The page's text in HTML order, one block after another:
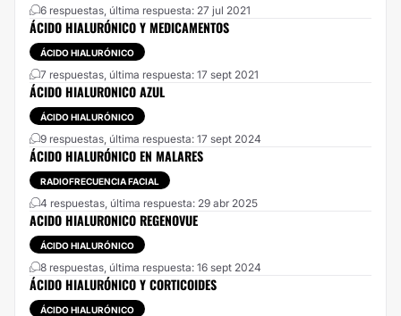
6 respuestas, última respuesta: 27 jul 2021
ÁCIDO HIALURÓNICO Y MEDICAMENTOS
ÁCIDO HIALURÓNICO
7 respuestas, última respuesta: 17 sept 2021
ÁCIDO HIALURONICO AZUL
ÁCIDO HIALURÓNICO
9 respuestas, última respuesta: 17 sept 2024
ÁCIDO HIALURÓNICO EN MALARES
RADIOFRECUENCIA FACIAL
4 respuestas, última respuesta: 29 abr 2025
ACIDO HIALURONICO REGENOVUE
ÁCIDO HIALURÓNICO
8 respuestas, última respuesta: 16 sept 2024
ÁCIDO HIALURÓNICO Y CORTICOIDES
ÁCIDO HIALURÓNICO